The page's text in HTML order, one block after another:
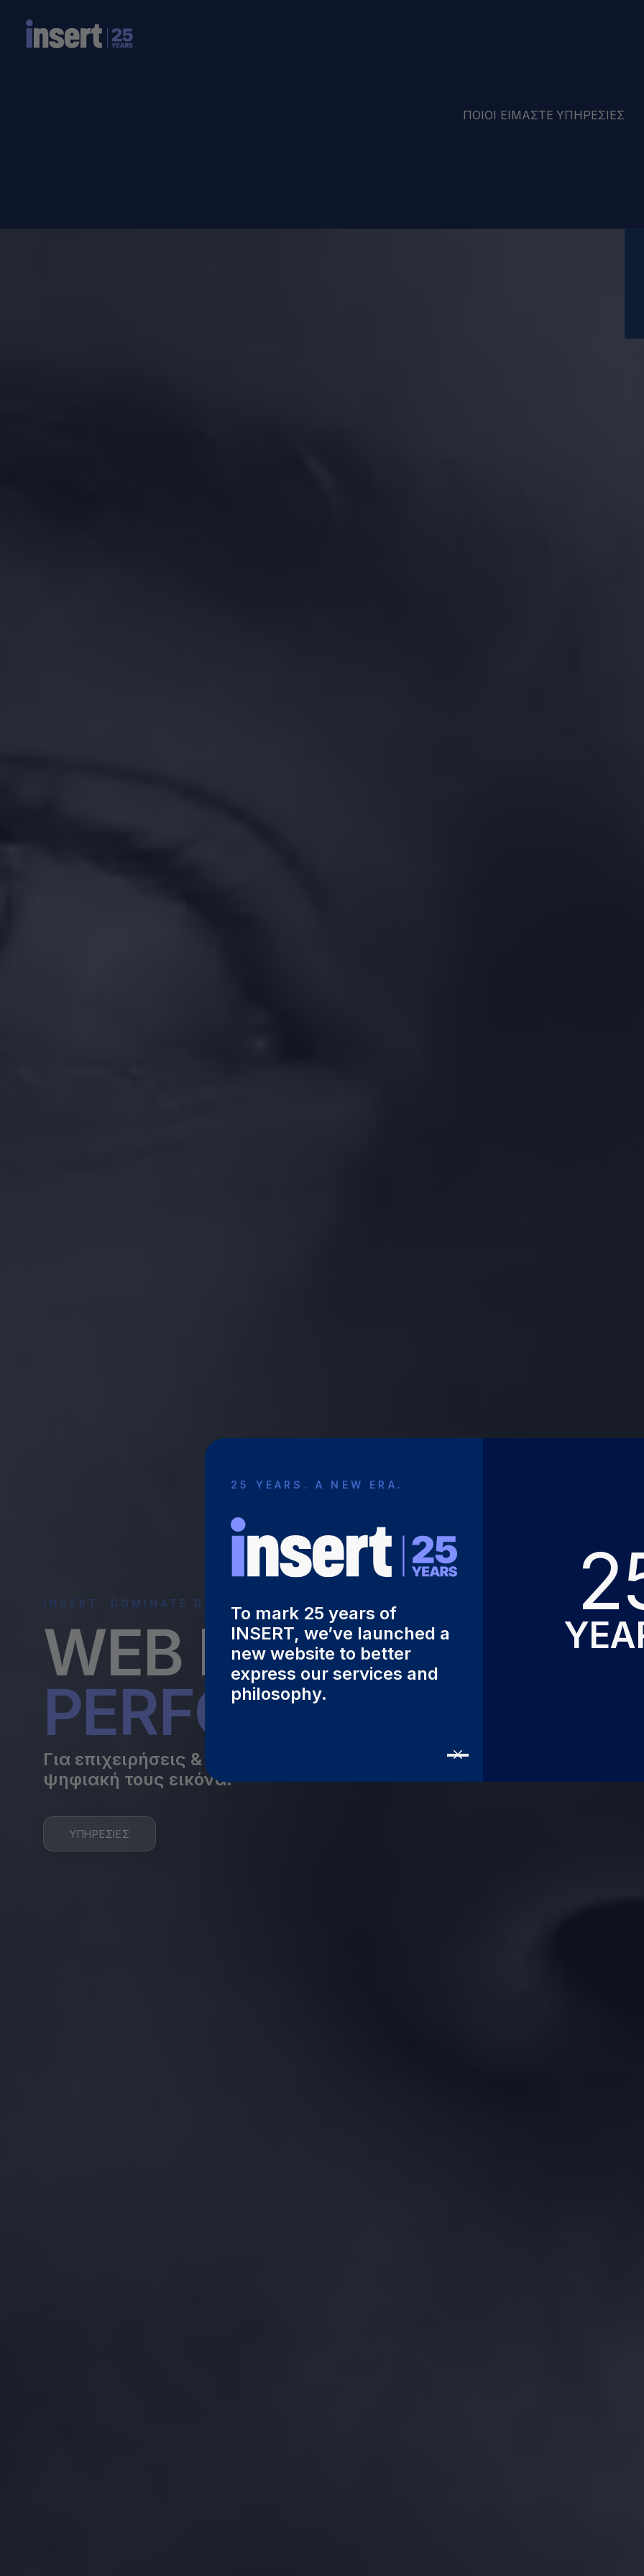
ΠΟΙΟΊ ΕΊΜΑΣΤΕ ΥΠΗΡΕΣΊΕΣ
INSERT. DOMINATE DIGITAL
WEB DESIGN &
PERFORMANCE
Για επιχειρήσεις & οργανισμούς που επενδύουν στην
ψηφιακή τους εικόνα.
ΥΠΗΡΕΣΙΕΣ
25 YEARS. A NEW ERA.
To mark 25 years of
INSERT, we’ve launched a
new website to better
express our services and
philosophy.